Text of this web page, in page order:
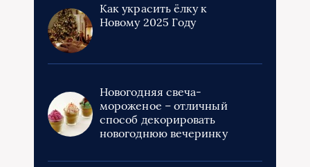
Как украсить ёлку к
Новому 2025 Году
Новогодняя свеча-
мороженое – отличный
способ декорировать
новогоднюю вечеринку